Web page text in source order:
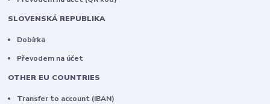
SLOVENSKÁ REPUBLIKA
Dobírka
Převodem na účet
OTHER EU COUNTRIES
Transfer to account (IBAN)